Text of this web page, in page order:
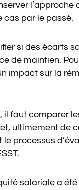
cas par le passé.
si des écarts
de maintien.
impact sur la
il faut comparer
ultimement de
le processus
salariale a